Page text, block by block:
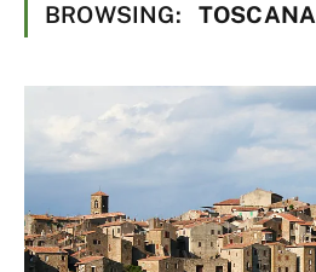
BROWSING: TOSCANA